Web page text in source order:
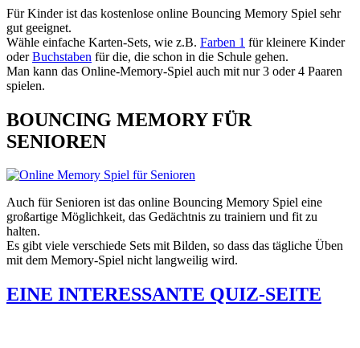
Für Kinder ist das kostenlose online Bouncing Memory Spiel sehr
gut geeignet.
Wähle einfache Karten-Sets, wie z.B. Farben 1 für kleinere Kinder
oderBuchstaben für die, die schon in die Schule gehen.
Man kann das Online-Memory-Spiel auch mit nur 3 oder 4 Paaren
spielen.
BOUNCING MEMORY FÜR
SENIOREN
Auch für Senioren ist das online Bouncing Memory Spiel eine
großartige Möglichkeit, das Gedächtnis zu trainiern und fit zu
halten.
Es gibt viele verschiede Sets mit Bilden, so dass das tägliche Üben
mit dem Memory-Spiel nicht langweilig wird.
EINE INTERESSANTE QUIZ-SEITE